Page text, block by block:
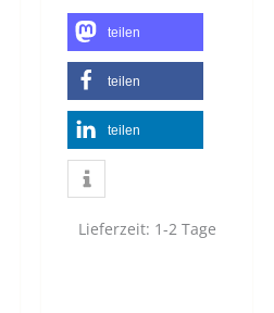
teilen
teilen
teilen
Lieferzeit: 1-2 Tage